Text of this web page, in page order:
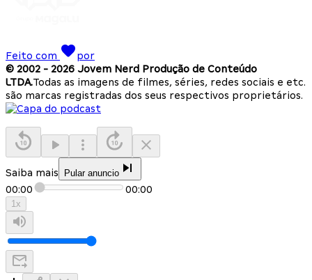
Feito com
por
© 2002 - 2026 Jovem Nerd Produção de Conteúdo
LTDA.Todas as imagens de filmes, séries, redes sociais e etc.
são marcas registradas dos seus respectivos proprietários.
Saiba mais Pular anuncio
00:00 00:00
1x